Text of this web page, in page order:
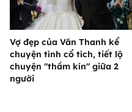
Vợ đẹp của Văn Thanh kể
chuyện tình cổ tích, tiết lộ
chuyện "thầm kín" giữa 2
người